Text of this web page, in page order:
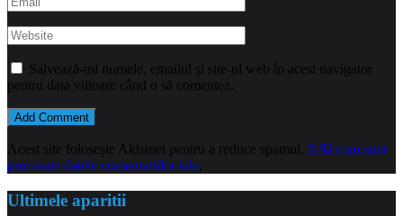
Salvează-mi numele, emailul și site-ul web în acest navigator
pentru data viitoare când o să comentez.
Acest site folosește Akismet pentru a reduce spamul. Află cum sunt
procesate datele comentariilor tale
Ultimele aparitii